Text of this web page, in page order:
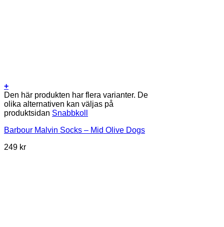
+
Den här produkten har flera varianter. De
olika alternativen kan väljas på
produktsidan Snabbkoll
Barbour Malvin Socks – Mid Olive Dogs
249 kr